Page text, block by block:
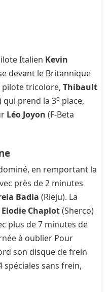
Italien Kevin
devant le Britannique
pilote tricolore, Thibault
qui prend la 3e place,
Léo Joyon (F-Beta
en remportant la
près de 2 minutes
Badia (Rieju). La
Elodie Chaplot(Sherco)
plus de 7 minutes de
à oublier Pour
son disque de frein
sans frein,